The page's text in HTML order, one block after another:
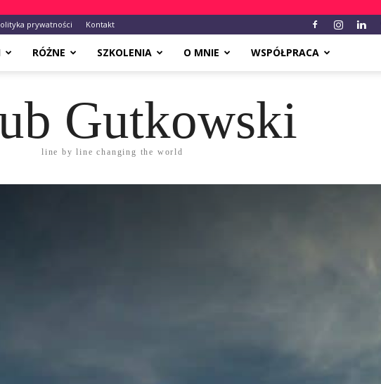
prywatności Kontakt
RÓŻNE SZKOLENIA O MNIE WSPÓŁPRACA
Gutkowski
line by line changing the world